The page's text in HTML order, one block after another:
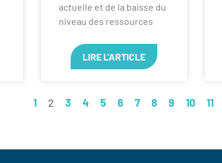
actuelle et de la baisse du
niveau des ressources
LIRE L'ARTICLE
1 2 3 4 5 6 7 8 9 10 11